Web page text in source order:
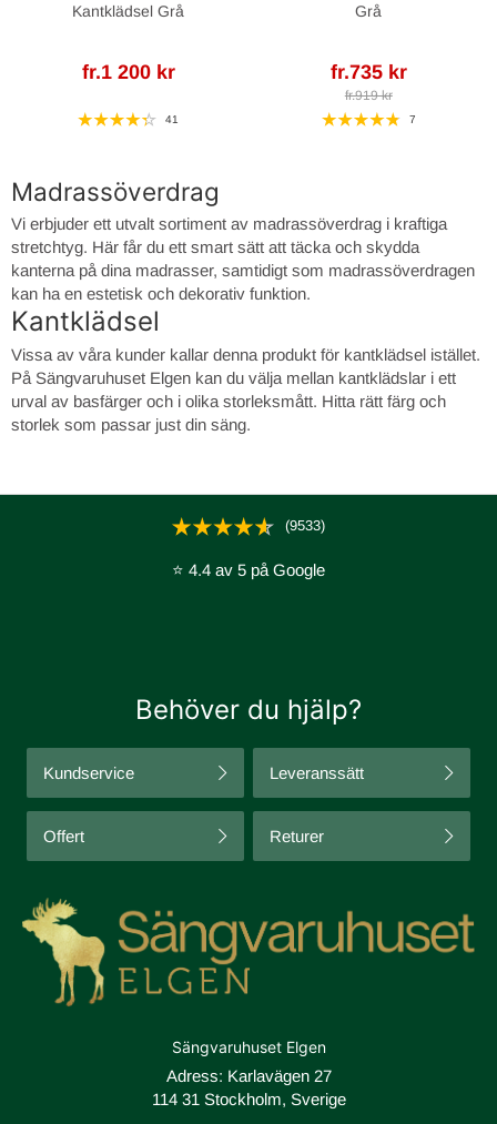
Kantklädsel Grå
fr.1 200 kr
41
Grå
fr.735 kr
fr.919 kr
7
Madrassöverdrag
Vi erbjuder ett utvalt sortiment av madrassöverdrag i kraftiga
stretchtyg. Här får du ett smart sätt att täcka och skydda
kanterna på dina madrasser, samtidigt som madrassöverdragen
kan ha en estetisk och dekorativ funktion.
Kantklädsel
Vissa av våra kunder kallar denna produkt för kantklädsel istället.
På Sängvaruhuset Elgen kan du välja mellan kantklädslar i ett
urval av basfärger och i olika storleksmått. Hitta rätt färg och
storlek som passar just din säng.
(9533)
⭐ 4.4 av 5 på Google
Behöver du hjälp?
Kundservice Leveranssätt
Offert Returer
Sängvaruhuset Elgen
Adress: Karlavägen 27
114 31 Stockholm, Sverige